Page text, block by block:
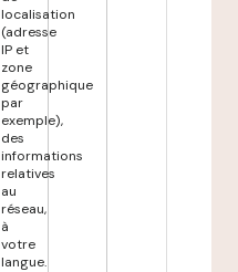
localisation
(adresse
IP et
zone
géographique
par
exemple),
des
informations
relatives
au
réseau,
à
votre
langue.